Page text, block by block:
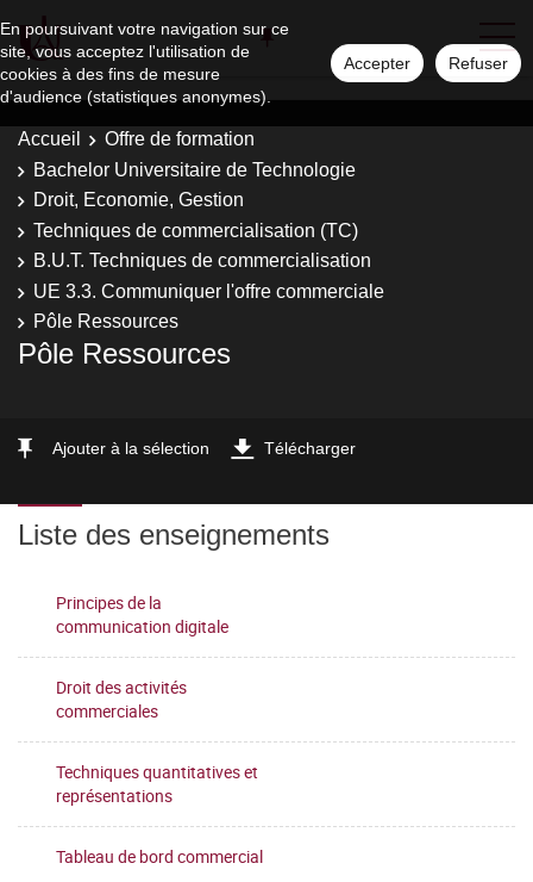
En poursuivant votre navigation sur ce
site, vous acceptez l'utilisation de
cookies à des fins de mesure
d'audience (statistiques anonymes).
Accepter Refuser
Accueil
Offre de formation
Bachelor Universitaire de Technologie
Droit, Economie, Gestion
Techniques de commercialisation (TC)
B.U.T. Techniques de commercialisation
UE 3.3. Communiquer l'offre commerciale
Pôle Ressources
Pôle Ressources
Ajouter à la sélection Télécharger
Liste des enseignements
Principes de la
communication digitale
Droit des activités
commerciales
Techniques quantitatives et
représentations
Tableau de bord commercial